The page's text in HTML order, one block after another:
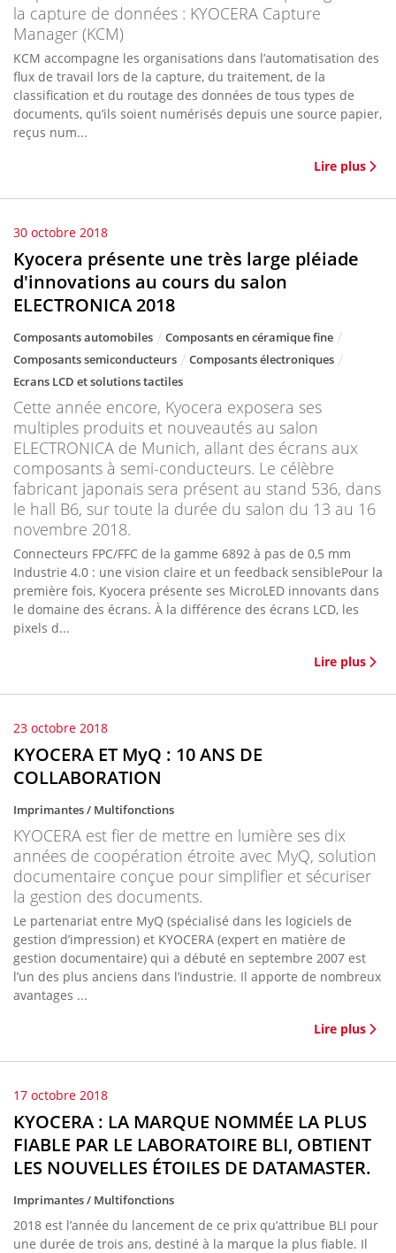
la capture de données : KYOCERA Capture
Manager (KCM)
KCM accompagne les organisations dans l’automatisation des
flux de travail lors de la capture, du traitement, de la
classification et du routage des données de tous types de
documents, qu’ils soient numérisés depuis une source papier,
reçus num...
Lire plus
30 octobre 2018
Kyocera présente une très large pléiade
d'innovations au cours du salon
ELECTRONICA 2018
Composants automobiles
Composants en céramique fine
Composants semiconducteurs
Composants électroniques
Ecrans LCD et solutions tactiles
Cette année encore, Kyocera exposera ses
multiples produits et nouveautés au salon
ELECTRONICA de Munich, allant des écrans aux
composants à semi-conducteurs. Le célèbre
fabricant japonais sera présent au stand 536, dans
le hall B6, sur toute la durée du salon du 13 au 16
novembre 2018.
Connecteurs FPC/FFC de la gamme 6892 à pas de 0,5 mm
Industrie 4.0 : une vision claire et un feedback sensiblePour la
première fois, Kyocera présente ses MicroLED innovants dans
le domaine des écrans. À la différence des écrans LCD, les
pixels d...
Lire plus
23 octobre 2018
KYOCERA ET MyQ : 10 ANS DE
COLLABORATION
Imprimantes / Multifonctions
KYOCERA est fier de mettre en lumière ses dix
années de coopération étroite avec MyQ, solution
documentaire conçue pour simplifier et sécuriser
la gestion des documents.
Le partenariat entre MyQ (spécialisé dans les logiciels de
gestion d’impression) et KYOCERA (expert en matière de
gestion documentaire) qui a débuté en septembre 2007 est
l’un des plus anciens dans l’industrie. Il apporte de nombreux
avantages ...
Lire plus
17 octobre 2018
KYOCERA : LA MARQUE NOMMÉE LA PLUS
FIABLE PAR LE LABORATOIRE BLI, OBTIENT
LES NOUVELLES ÉTOILES DE DATAMASTER.
Imprimantes / Multifonctions
2018 est l’année du lancement de ce prix qu’attribue BLI pour
une durée de trois ans, destiné à la marque la plus fiable. Il